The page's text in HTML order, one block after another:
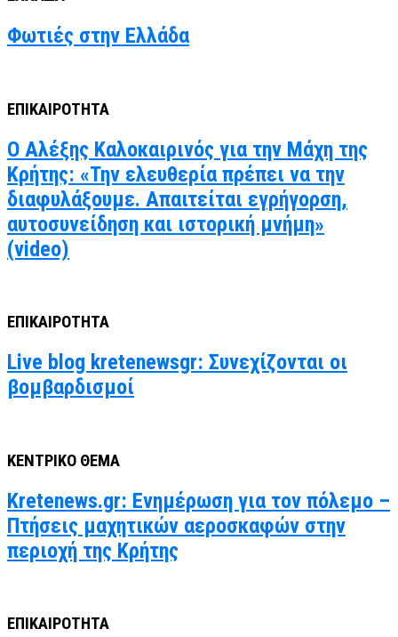
Φωτιές στην Ελλάδα
ΕΠΙΚΑΙΡΟΤΗΤΑ
Ο Αλέξης Καλοκαιρινός για την Μάχη της
Κρήτης: «Την ελευθερία πρέπει να την
διαφυλάξουμε. Απαιτείται εγρήγορση,
αυτοσυνείδηση και ιστορική μνήμη»
(video)
ΕΠΙΚΑΙΡΟΤΗΤΑ
Live blog kretenewsgr: Συνεχίζονται οι
βομβαρδισμοί
ΚΕΝΤΡΙΚΟ ΘΕΜΑ
Kretenews.gr: Ενημέρωση για τον πόλεμο –
Πτήσεις μαχητικών αεροσκαφών στην
περιοχή της Κρήτης
ΕΠΙΚΑΙΡΟΤΗΤΑ